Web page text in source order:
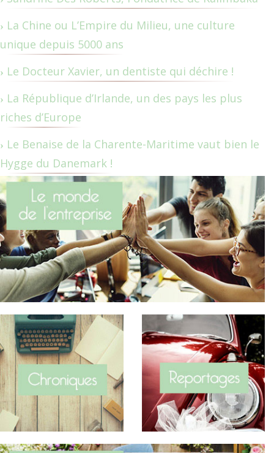
La Chine ou L’Empire du Milieu, une culture
unique depuis 5000 ans
Le Docteur Xavier, un dentiste qui déchire !
La République d’Irlande, un des pays les plus
riches d’Europe
Le Benaise de la Charente-Maritime vaut bien le
Hygge du Danemark !